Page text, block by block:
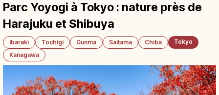
Parc Yoyogi à Tokyo : nature près de
Harajuku et Shibuya
Ibaraki Tochigi Gunma Saitama Chiba
Tokyo
Kanagawa